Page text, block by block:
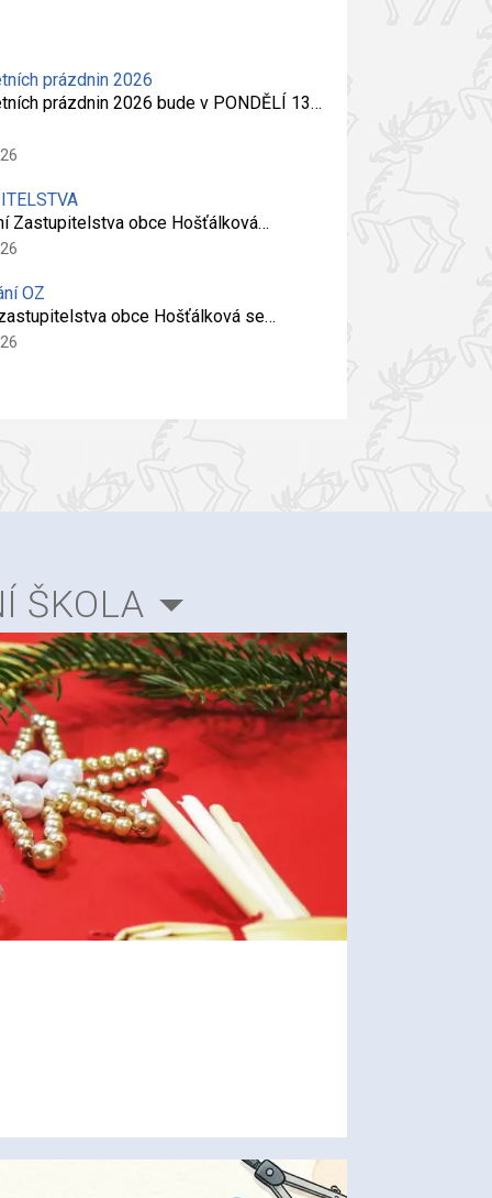
prázdnin 2026
prázdnin 2026 bude v PONDĚLÍ 13…
Zastupitelstva obce Hošťálková…
OZ
obce Hošťálková se…
ŠKOLA